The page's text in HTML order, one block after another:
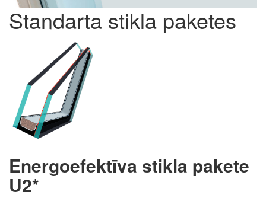
Standarta stikla paketes
Energoefektīva stikla pakete
U2*